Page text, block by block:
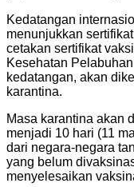
Kedatangan
menunjukkan
cetakan sertifikat
Kesehatan
kedatangan, akan
karantina.
Masa karantina akan
menjadi 10 hari (11
dari negara-negara
yang belum
menyelesaikan